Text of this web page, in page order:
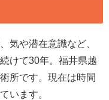
気や潜在意識など、
けて30年。福井県越
所です。現在は時間
います。